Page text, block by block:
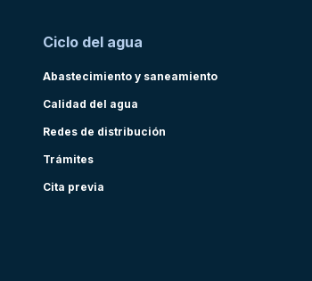
Ciclo del agua
Abastecimiento y saneamiento
Calidad del agua
Redes de distribución
Trámites
Cita previa